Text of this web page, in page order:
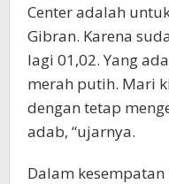
Center adalah
Gibran. Karena
lagi 01,02. Yang
merah putih. Mari
dengan tetap
adab, “ujarnya.
Dalam